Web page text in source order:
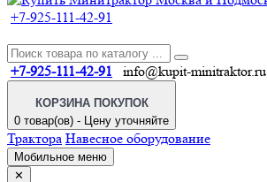
+7-925-111-42-91
+7-925-111-42-91 info@kupit-minitraktor.ru
КОРЗИНА ПОКУПОК
0 товар(ов) - Цену уточняйте
Трактора Навесное оборудование
Мобильное меню
✕